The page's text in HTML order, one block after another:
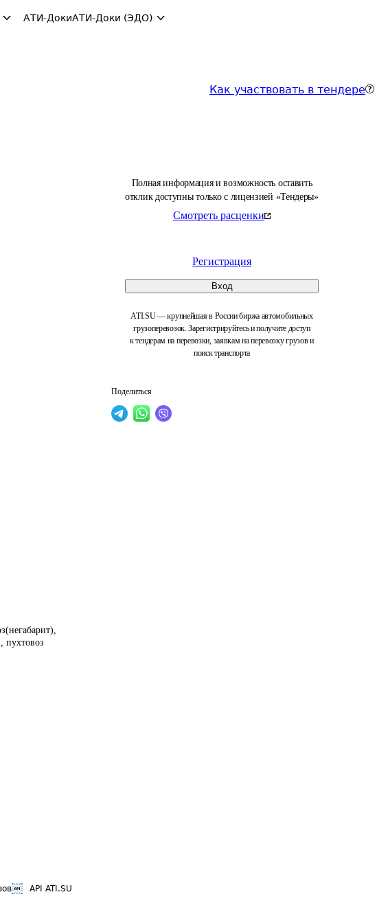
АТИ-ДокиАТИ-Доки (ЭДО)
Как участвовать в тендере
Полная информация и возможность оставить
отклик доступны только с лицензией «Тендеры»
Смотреть расценки
Регистрация
Вход
ATI.SU — крупнейшая в России биржа автомобильных
грузоперевозок. Зарегистрируйтесь и получите доступ
к тендерам на перевозки, заявкам на перевозку грузов и
поиск транспорта
Поделиться
пухтовоз
API ATI.SU